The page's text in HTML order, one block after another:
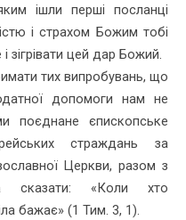
ішли перші посланці
і страхом Божим тобі
зігрівати цей дар Божий.
тих випробувань, що
допомоги нам не
поєднане єпископське
страждань за
Церкви, разом з
сказати: «Коли хто
бажає» (1 Тим. 3, 1).